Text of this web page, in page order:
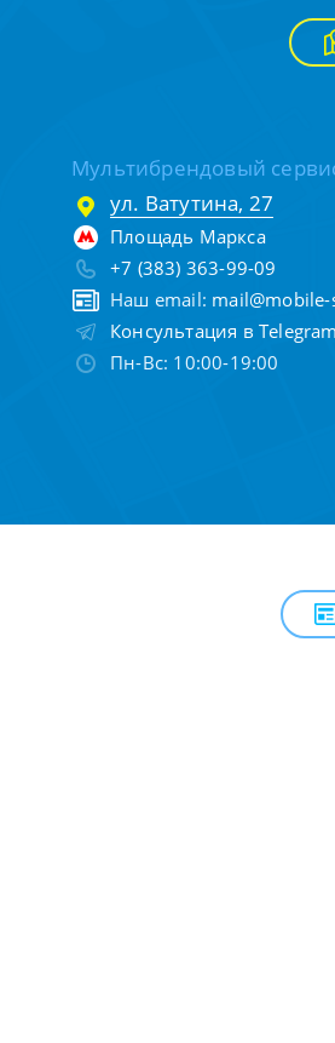
Мультибрендовый
ул. Ватутина, 27
Площадь Маркса
+7 (383) 363-99-09
Наш email:
Консультация в Telegram
Пн-Вс: 10:00-19:00